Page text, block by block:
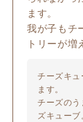
ます。
我が子もチ
トリーが増
チーズキ
ます。
チーズの
ズキューブ